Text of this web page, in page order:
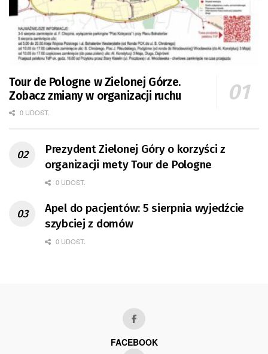
Tour de Pologne w Zielonej Górze.
Zobacz zmiany w organizacji ruchu
0 UDOST.
Prezydent Zielonej Góry o korzyści z
organizacji mety Tour de Pologne
0 UDOST.
Apel do pacjentów: 5 sierpnia wyjedźcie
szybciej z domów
0 UDOST.
FACEBOOK